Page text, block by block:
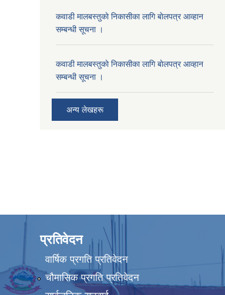
कवाडी मालबस्तुकाे निकासीका लागि बाेलपत्र आव्हान
सम्बन्धी सूचना ।
कवाडी मालबस्तुकाे निकासीका लागि बाेलपत्र आव्हान
सम्बन्धी सूचना ।
अन्य लेखहरू
प्रतिवेदन
वार्षिक प्रगति प्रतिवेदन
चौमासिक प्रगति प्रतिवेदन